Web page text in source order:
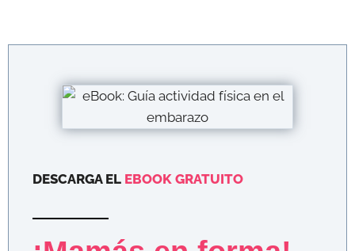
DESCARGA EL EBOOK GRATUITO